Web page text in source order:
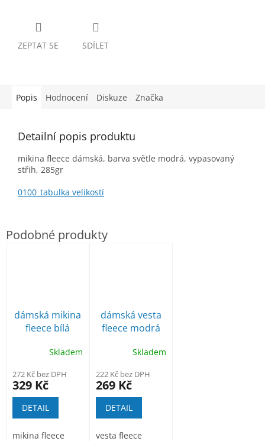
ZEPTAT SE SDÍLET
Popis Hodnocení Diskuze Značka
Detailní popis produktu
mikina fleece dámská, barva světle modrá, vypasovaný
střih, 285gr
0100_tabulka velikostí
dámská mikina
fleece bílá
Skladem
272 Kč bez DPH
329 Kč
DETAIL
mikina fleece
dámská vesta
fleece modrá
Skladem
222 Kč bez DPH
269 Kč
DETAIL
vesta fleece